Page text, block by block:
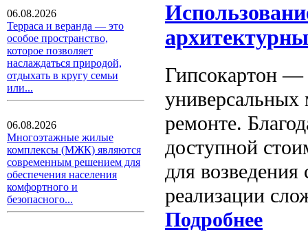
06.08.2026
Терраса и веранда — это
особое пространство,
которое позволяет
наслаждаться природой,
отдыхать в кругу семьи
или...
06.08.2026
Многоэтажные жилые
комплексы (МЖК) являются
современным решением для
обеспечения населения
комфортного и
безопасного...
Гипсокартон —
универсальных
ремонте.
доступной
для
реализации
Подробнее